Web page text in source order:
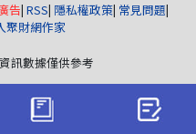
告| RSS| 隱私權政策| 常見問題|
聚財網作家
訊數據僅供參考
All Rights Reserved.